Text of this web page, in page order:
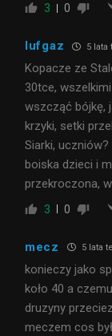
3 0
lufgaz 5 lata
Kopacze ze
30tce,
wszcząć bójkę,
krzyki, setki
Siarki, uczniów?
boiska dzieci i
przekroczona,
3 0
mecz 5 lata
konieczy jako
koło 40 a
druzyny
meczem cos